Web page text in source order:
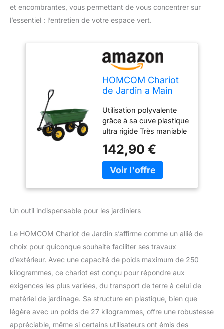
et encombrantes, vous permettant de vous concentrer sur
l’essentiel : l’entretien de votre espace vert.
HOMCOM Chariot
de Jardin a Main
basculante Max.
250 Kg
Utilisation polyvalente
grâce à sa cuve plastique
ultra rigide Très maniable
roues-avant
directionnelles Cuve
basculante vers l'arrière
stable et résistante
recommandée de 250 Kg
142,90 €
Un outil indispensable pour les jardiniers
Le HOMCOM Chariot de Jardin s’affirme comme un allié de
choix pour quiconque souhaite faciliter ses travaux
d’extérieur. Avec une capacité de poids maximum de 250
kilogrammes, ce chariot est conçu pour répondre aux
exigences les plus variées, du transport de terre à celui de
matériel de jardinage. Sa structure en plastique, bien que
légère avec un poids de 27 kilogrammes, offre une robustesse
appréciable, même si certains utilisateurs ont émis des